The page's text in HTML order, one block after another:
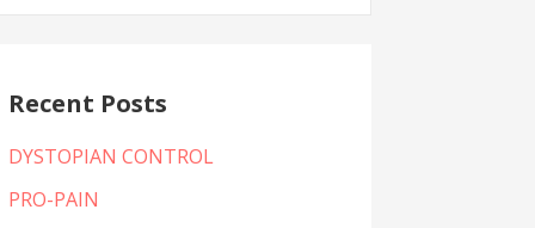
Recent Posts
DYSTOPIAN CONTROL
PRO-PAIN